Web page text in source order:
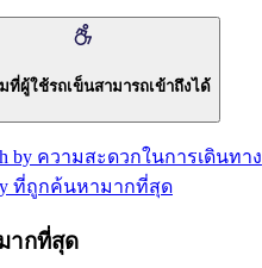
ที่ผู้ใช้รถเข็นสามารถเข้าถึงได้
by ความสะดวกในการเดินทาง
by ที่ถูกค้นหามากที่สุด
ากที่สุด